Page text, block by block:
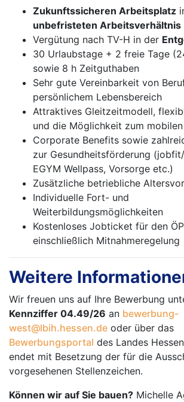
Zukunftssicheren Arbeitsplatz
unbefristeten Arbeitsverhältnis
Vergütung nach TV-H in der
30 Urlaubstage + 2 freie Tage
sowie 8 h Zeitguthaben
Sehr gute Vereinbarkeit von
persönlichem Lebensbereich
Attraktives Gleitzeitmodell,
und die Möglichkeit zum
Corporate Benefits sowie
zur Gesundheitsförderung
EGYM Wellpass, Vorsorge etc.)
Zusätzliche betriebliche
Individuelle Fort- und
Weiterbildungsmöglichkeiten
Kostenloses Jobticket für den
einschließlich Mitnahmeregelung
Weitere
Wir freuen uns auf Ihre Bewerbung
Kennziffer 04.49/26 an bewerbung-
west@lbih.hessen.de oder über das
Bewerbungsportal des Landes
endet mit Besetzung der für die
vorgesehenen Stellenzeichen.
Können wir auf Sie bauen? Michelle